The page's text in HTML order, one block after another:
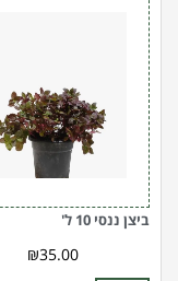
ביצן ננסי 10 ל'
₪35.00
של
ביצן
ננסי
10
ל'